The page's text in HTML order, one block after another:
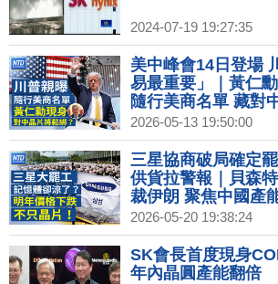
2024-07-19 19:27:35
美中峰會14日登場
易最重要」｜黃仁
隨行美商名單 藏對
國務院：美中一致
收過路費｜迎AI浪
集團CEO洞悉產業
名單 蔡依林9喜搶
2026-05-13 19:50:00
三星協商破局確定
供貨拉警報｜貝森
裁伊朗 聚焦中國產
涼了！明下半年反
片？｜ASML次世
握關鍵技術暫不採
AMD蘇姿丰率先抵
2026-05-20 19:38:24
SK會長首度現身
年內晶圓產能翻倍